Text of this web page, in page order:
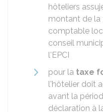
hôteliers
montant de la
comptable
conseil
l'EPCI
pour la taxe
l'hôtelier doit
avant la
déclaration à